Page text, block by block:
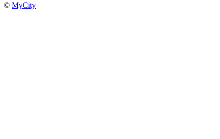
© MyCity